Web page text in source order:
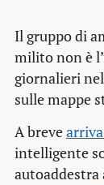
Il gruppo di
milito non è
giornalieri
sulle mappe
A breve
intelligente
autoaddestra